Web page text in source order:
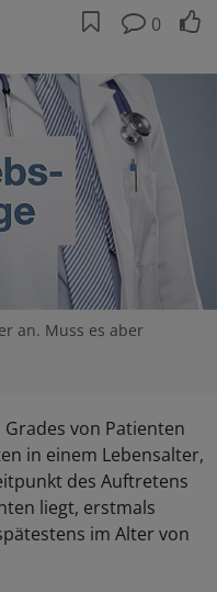
0
an. Muss es aber
von Patienten
in einem Lebensalter,
des Auftretens
liegt, erstmals
im Alter von